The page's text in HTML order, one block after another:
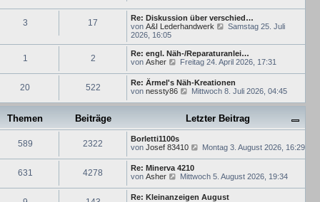
a
g
i
t
r
g
e
s
r
B
e
r
a
g
3 17
Re: Diskussion über verschied…
von A&I Lederhandwerk
N
u
e
s
t
e
r
B
e
t
r
g
Samstag 25. Juli
2026, 16:05
1 2
Re: engl. Näh-/Reparaturanlei…
von Asher
N
u
e
s
t
B
e
i
r
a
g
Freitag 24. April 2026, 17:31
20 522
Re: Ärmel's Näh-Kreationen
von nessty86
N
e
s
t
r
B
e
i
Mittwoch 8. Juli 2026, 04:45
Themen Beiträge
Letzter Beitrag
589 2322
Borletti1100s
von Josef 83410
N
s
t
e
Montag 3. August 2026, 16:29
631 4278
Re: Minerva 4210
von Asher
NMittwoch 5. August 2026, 19:34
Re: Kleinanzeigen August